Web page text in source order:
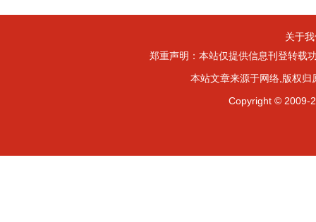
关于
郑重声明：本站仅提供信息刊登转载
本站文章来源于网络,版权
Copyright © 2009-